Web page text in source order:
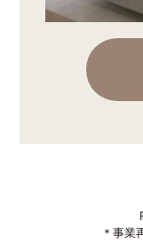
＊事業